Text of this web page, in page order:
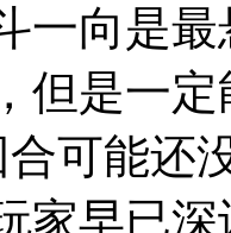
一向是
但是一
可能还
家早已